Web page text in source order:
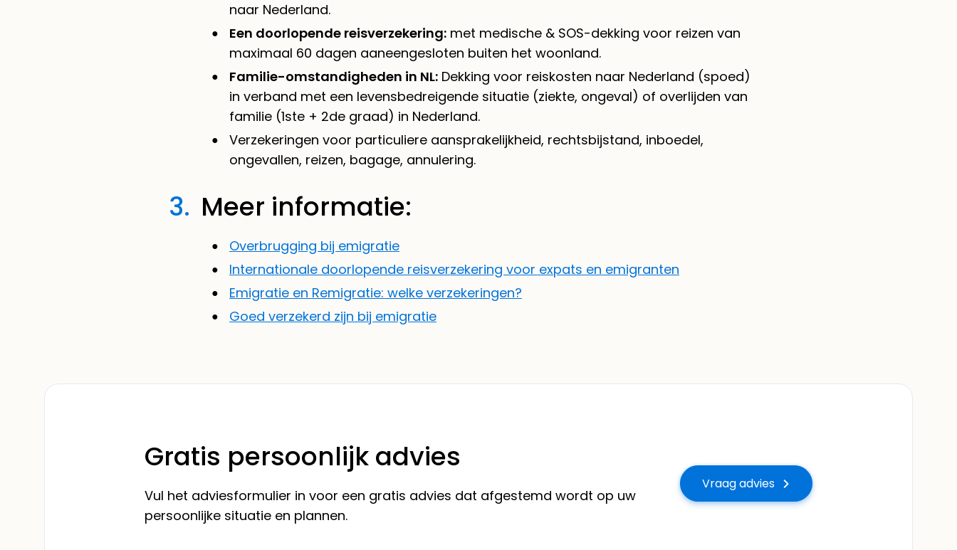
naar Nederland.
Een doorlopende reisverzekering: met medische & SOS-dekking voor reizen van
maximaal 60 dagen aaneengesloten buiten het woonland.
Familie-omstandigheden in NL: Dekking voor reiskosten naar Nederland (spoed)
in verband met een levensbedreigende situatie (ziekte, ongeval) of overlijden van
familie (1ste + 2de graad) in Nederland.
Verzekeringen voor particuliere aansprakelijkheid, rechtsbijstand, inboedel,
ongevallen, reizen, bagage, annulering.
3. Meer informatie:
Overbrugging bij emigratie
Internationale doorlopende reisverzekering voor expats en emigranten
Emigratie en Remigratie: welke verzekeringen?
Goed verzekerd zijn bij emigratie
Gratis persoonlijk advies
Vul het adviesformulier in voor een gratis advies dat afgestemd wordt op uw
persoonlijke situatie en plannen.
Vraag advies